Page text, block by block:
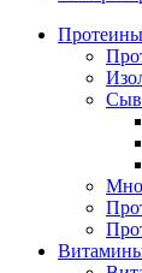
Протеины